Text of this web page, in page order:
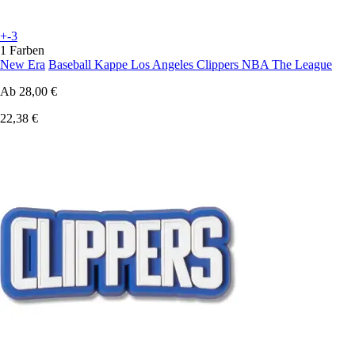
+-3
1 Farben
New Era Baseball Kappe Los Angeles Clippers NBA The League
Ab 28,00 €
22,38 €